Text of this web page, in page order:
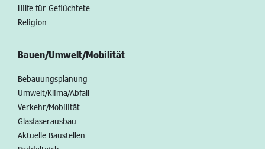
Hilfe für Geflüchtete
Religion
Bauen/Umwelt/Mobilität
Bebauungsplanung
Umwelt/Klima/Abfall
Verkehr/Mobilität
Glasfaserausbau
Aktuelle Baustellen